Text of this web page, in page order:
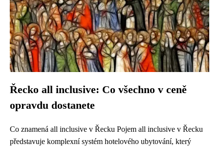
Řecko all inclusive: Co všechno v ceně
opravdu dostanete
Co znamená all inclusive v Řecku Pojem all inclusive v Řecku
představuje komplexní systém hotelového ubytování, který